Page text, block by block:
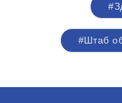
#Штаб